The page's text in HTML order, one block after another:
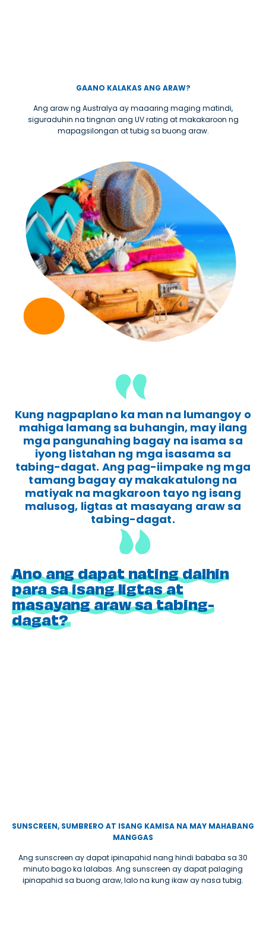
GAANO KALAKAS ANG ARAW?
Ang araw ng Australya ay maaaring maging matindi,
siguraduhin na tingnan ang UV rating at makakaroon ng
mapagsilongan at tubig sa buong araw.
Kung nagpaplano ka man na lumangoy o
mahiga lamang sa buhangin, may ilang
mga pangunahing bagay na isama sa
iyong listahan ng mga isasama sa
tabing-dagat. Ang pag-iimpake ng mga
tamang bagay ay makakatulong na
matiyak na magkaroon tayo ng isang
malusog, ligtas at masayang araw sa
tabing-dagat.
Ano ang dapat nating dalhin
para sa isang ligtas at
masayang araw sa tabing-
dagat?
SUNSCREEN, SUMBRERO AT ISANG KAMISA NA MAY MAHABANG
MANGGAS
Ang sunscreen ay dapat ipinapahid nang hindi bababa sa 30
minuto bago ka lalabas. Ang sunscreen ay dapat palaging
ipinapahid sa buong araw, lalo na kung ikaw ay nasa tubig.